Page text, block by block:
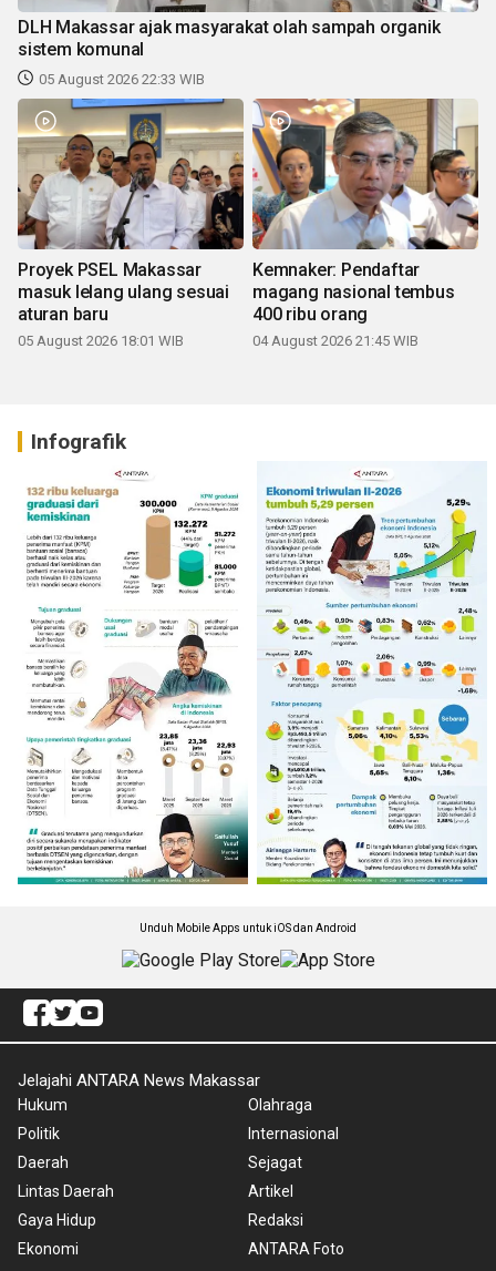
DLH Makassar ajak masyarakat olah sampah organik
sistem komunal
05 August 2026 22:33 WIB
Proyek PSEL Makassar
masuk lelang ulang sesuai
aturan baru
05 August 2026 18:01 WIB
Kemnaker: Pendaftar
magang nasional tembus
400 ribu orang
04 August 2026 21:45 WIB
Infografik
Unduh Mobile Apps untuk iOS dan Android
Jelajahi ANTARA News Makassar
Hukum
Politik
Daerah
Lintas Daerah
Gaya Hidup
Ekonomi
Olahraga
Internasional
Sejagat
Artikel
Redaksi
ANTARA Foto